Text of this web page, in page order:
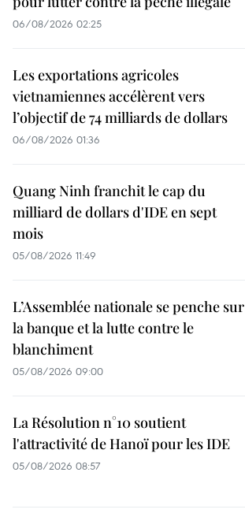
06/08/2026 02:25
Les exportations agricoles
vietnamiennes accélèrent vers
l’objectif de 74 milliards de dollars
06/08/2026 01:36
Quang Ninh franchit le cap du
milliard de dollars d'IDE en sept
mois
05/08/2026 11:49
L’Assemblée nationale se penche sur
la banque et la lutte contre le
blanchiment
05/08/2026 09:00
La Résolution n°10 soutient
l'attractivité de Hanoï pour les IDE
05/08/2026 08:57